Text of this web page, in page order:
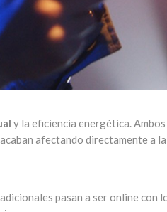
y la eficiencia energética. Ambos
afectando directamente a la
pasan a ser online con